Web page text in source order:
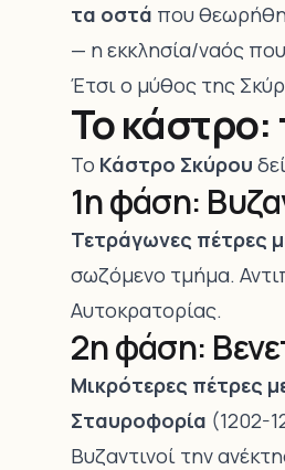
τα οστά που
— η εκκλησία/ναός
Έτσι ο μύθος της
Το κάστρο:
Το Κάστρο Σκύρου
1η φάση:
Τετράγωνες πέτρες
σωζόμενο τμήμα.
Αυτοκρατορίας.
2η φάση:
Μικρότερες πέτρες
Σταυροφορία (1202-
Βυζαντινοί την